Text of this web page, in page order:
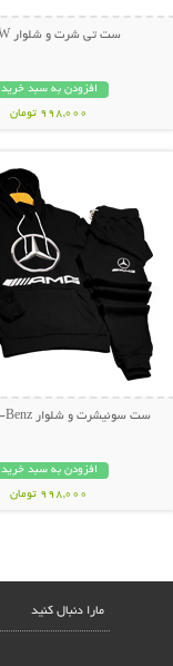
ست تی شرت و شلوار BMW
افزودن به سبد خرید
998,000 تومان
ست سوئیشرت و شلوار Mercedes-Benz
افزودن به سبد خرید
998,000 تومان
مارا دنبال کنید